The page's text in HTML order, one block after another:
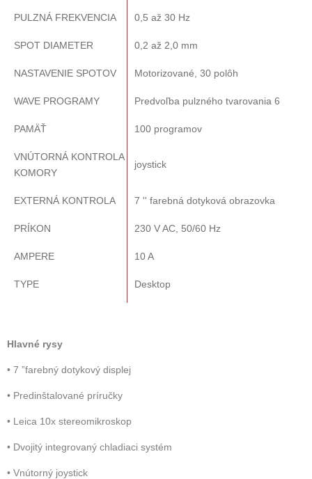
PULZNÁ FREKVENCIA 0,5 až 30 Hz
SPOT DIAMETER 0,2 až 2,0 mm
NASTAVENIE SPOTOV Motorizované, 30 polôh
WAVE PROGRAMY Predvoľba pulzného tvarovania 6
PAMÄŤ 100 programov
VNÚTORNÁ KONTROLA
KOMORY
joystick
EXTERNÁ KONTROLA 7 '' farebná dotyková obrazovka
PRÍKON 230 V AC, 50/60 Hz
AMPERE 10 A
TYPE Desktop
Hlavné rysy
• 7 ”farebný dotykový displej
• Predinštalované príručky
• Leica 10x stereomikroskop
• Dvojitý integrovaný chladiaci systém
• Vnútorný joystick